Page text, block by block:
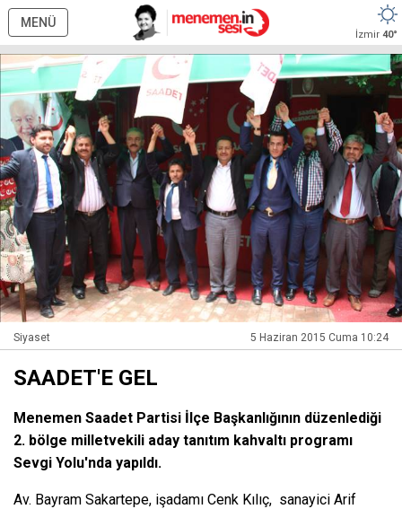
MENÜ
İzmir 40°
Siyaset 5 Haziran 2015 Cuma 10:24
SAADET'E GEL
Menemen Saadet Partisi İlçe Başkanlığının düzenlediği
2. bölge milletvekili aday tanıtım kahvaltı programı
Sevgi Yolu'nda yapıldı.
Av. Bayram Sakartepe, işadamı Cenk Kılıç, sanayici Arif